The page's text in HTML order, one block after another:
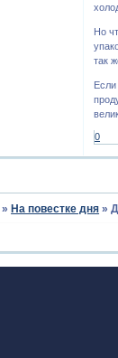
Но
так
Если
0
»На повестке дня »